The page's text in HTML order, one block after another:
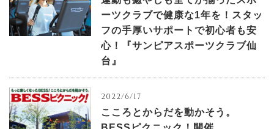
ーツクラブで健康な1年を！スタッ
フの手厚いサポートで初心者も安
心！『サンピアスポーツクラブ仙
台』
2022/6/17
こころとからだを動かそう。